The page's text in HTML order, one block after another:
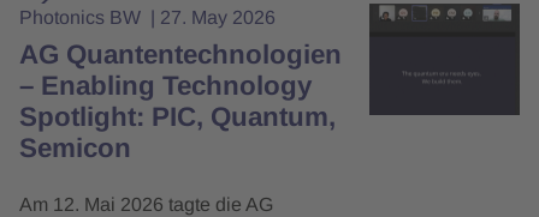
Photonics BW
27. May 2026
AG Quantentechnologien
– Enabling Technology
Spotlight: PIC, Quantum,
Semicon
Am 12. Mai 2026 tagte die AG